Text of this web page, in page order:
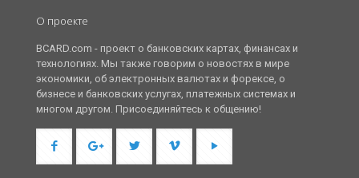
О проекте
BCARD.com - проект о банковских картах, финансах и
технологиях. Мы также говорим о новостях в мире
экономики, об электронных валютах и форексе, о
бизнесе и банковских услугах, платежных системах и
многом другом. Присоединяйтесь к общению!